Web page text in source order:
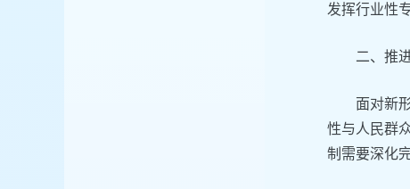
发挥行业性
二、推
面对新
性与人民群
制需要深化